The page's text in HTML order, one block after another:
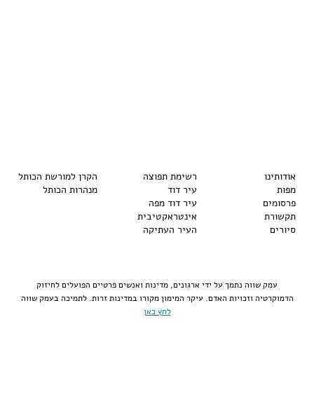
אודותינו
מפות
פרסומים
תקשורת
סיורים
רשימת תפוצה
עיר דוד
עיר דוד מפה
אינטראקטיבית
העיר העתיקה
הקרן למורשת הכותל
מנהרות הכותל
עמק שווה נתמך על ידי ארגונים, מדינות ואנשים פרטיים הפועלים לחיזוק
הדמוקרטיה וזכויות האדם. עיקר המימון מקורו במדינות זרות. לתמיכה בעמק שווה
לחץ כאן